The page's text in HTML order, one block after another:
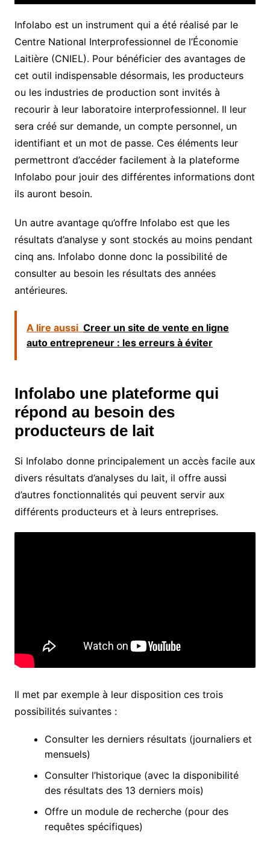
Infolabo est un instrument qui a été réalisé par le
Centre National Interprofessionnel de l’Économie
Laitière (CNIEL). Pour bénéficier des avantages de
cet outil indispensable désormais, les producteurs
ou les industries de production sont invités à
recourir à leur laboratoire interprofessionnel. Il leur
sera créé sur demande, un compte personnel, un
identifiant et un mot de passe. Ces éléments leur
permettront d’accéder facilement à la plateforme
Infolabo pour jouir des différentes informations dont
ils auront besoin.
Un autre avantage qu’offre Infolabo est que les
résultats d’analyse y sont stockés au moins pendant
cinq ans. Infolabo donne donc la possibilité de
consulter au besoin les résultats des années
antérieures.
A lire aussi Creer un site de vente en ligne
auto entrepreneur : les erreurs à éviter
Infolabo une plateforme qui
répond au besoin des
producteurs de lait
Si Infolabo donne principalement un accès facile aux
divers résultats d’analyses du lait, il offre aussi
d’autres fonctionnalités qui peuvent servir aux
différents producteurs et à leurs entreprises.
Il met par exemple à leur disposition ces trois
possibilités suivantes :
Consulter les derniers résultats (journaliers et
mensuels)
Consulter l’historique (avec la disponibilité
des résultats des 13 derniers mois)
Offre un module de recherche (pour des
requêtes spécifiques)